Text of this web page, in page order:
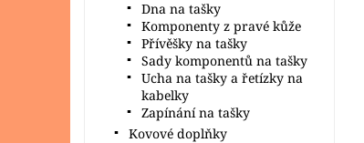
Dna na tašky
Komponenty z pravé kůže
Přívěšky na tašky
Sady komponentů na tašky
Ucha na tašky a řetízky na
kabelky
Zapínání na tašky
Kovové doplňky